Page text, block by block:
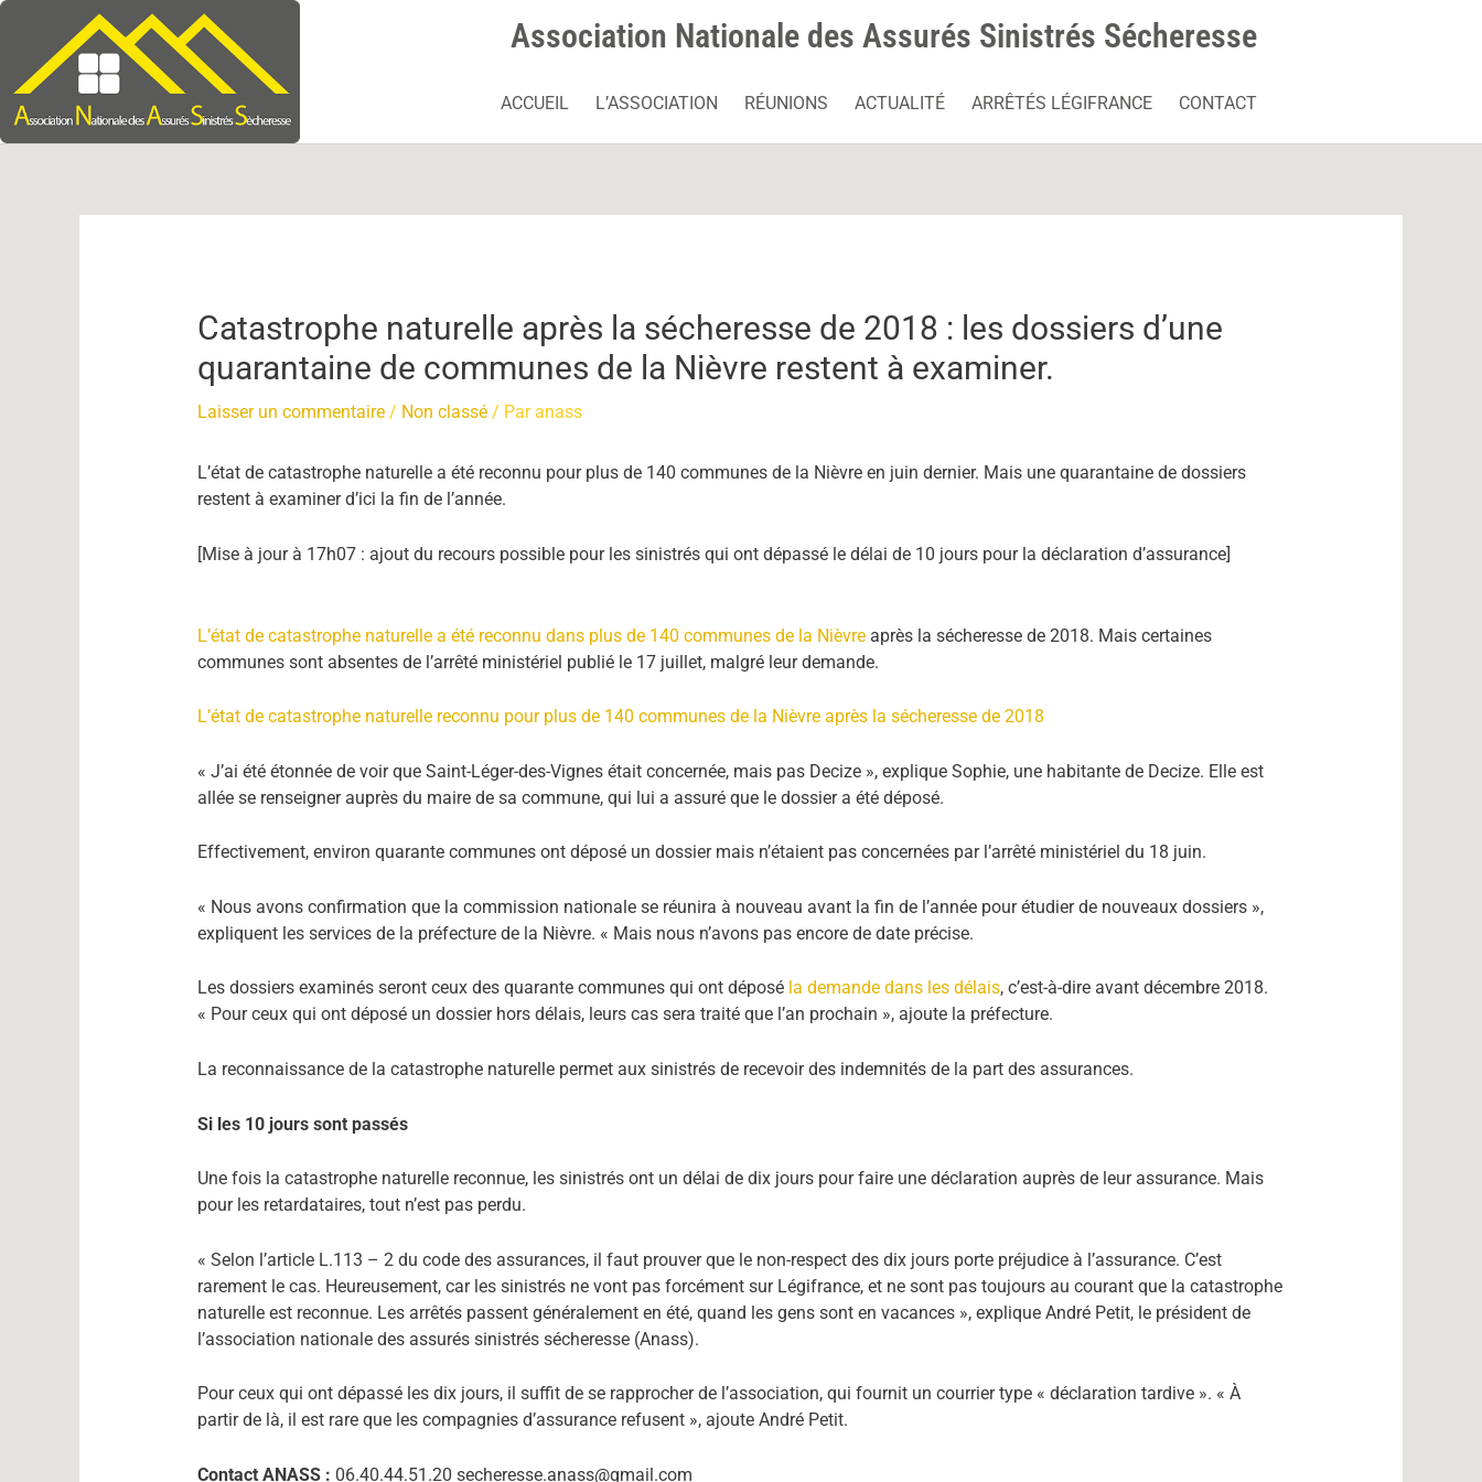
Aller
contenu
Association Nationale des Assurés Sinistrés Sécheresse
ACCUEIL L’ASSOCIATION RÉUNIONS ACTUALITÉ ARRÊTÉS LÉGIFRANCE CONTACT
Catastrophe naturelle après la sécheresse de 2018 : les dossiers d’une
quarantaine de communes de la Nièvre restent à examiner.
Laisser un commentaire / Non classé/ Paranass
L’état de catastrophe naturelle a été reconnu pour plus de 140 communes de la Nièvre en juin dernier. Mais une quarantaine de dossiers
restent à examiner d’ici la fin de l’année.
[Mise à jour à 17h07 : ajout du recours possible pour les sinistrés qui ont dépassé le délai de 10 jours pour la déclaration d’assurance]
L’état de catastrophe naturelle a été reconnu dans plus de 140 communes de la Nièvreaprès la sécheresse de 2018. Mais certaines
communes sont absentes de l’arrêté ministériel publié le 17 juillet, malgré leur demande.
L’état de catastrophe naturelle reconnu pour plus de 140 communes de la Nièvre après la sécheresse de 2018
« J’ai été étonnée de voir que Saint-Léger-des-Vignes était concernée, mais pas Decize », explique Sophie, une habitante de Decize. Elle est
allée se renseigner auprès du maire de sa commune, qui lui a assuré que le dossier a été déposé.
Effectivement, environ quarante communes ont déposé un dossier mais n’étaient pas concernées par l’arrêté ministériel du 18 juin.
« Nous avons confirmation que la commission nationale se réunira à nouveau avant la fin de l’année pour étudier de nouveaux dossiers »,
expliquent les services de la préfecture de la Nièvre. « Mais nous n’avons pas encore de date précise.
Les dossiers examinés seront ceux des quarante communes qui ont déposé la demande dans les délais, c’est-à-dire avant décembre 2018.
« Pour ceux qui ont déposé un dossier hors délais, leurs cas sera traité que l’an prochain », ajoute la préfecture.
La reconnaissance de la catastrophe naturelle permet aux sinistrés de recevoir des indemnités de la part des assurances.
Si les 10 jours sont passés
Une fois la catastrophe naturelle reconnue, les sinistrés ont un délai de dix jours pour faire une déclaration auprès de leur assurance. Mais
pour les retardataires, tout n’est pas perdu.
« Selon l’article L.113 – 2 du code des assurances, il faut prouver que le non-respect des dix jours porte préjudice à l’assurance. C’est
rarement le cas. Heureusement, car les sinistrés ne vont pas forcément sur Légifrance, et ne sont pas toujours au courant que la catastrophe
naturelle est reconnue. Les arrêtés passent généralement en été, quand les gens sont en vacances », explique André Petit, le président de
l’association nationale des assurés sinistrés sécheresse (Anass).
Pour ceux qui ont dépassé les dix jours, il suffit de se rapprocher de l’association, qui fournit un courrier type « déclaration tardive ». « À
partir de là, il est rare que les compagnies d’assurance refusent », ajoute André Petit.
Contact ANASS : 06.40.44.51.20 secheresse.anass@gmail.com